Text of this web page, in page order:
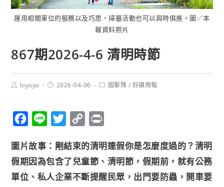
運用相關單位的服務以及巧思，掃墓活動也可以與時俱進。圖／本
報資料照片
867期2026-4-6 清明時節
loyoyo 2026-04-06 圖擊隊 / 好讀周報
c
e
b
n
e
i
t
t
p
y
L
i
n
t
圖片故事： 剛結束的清明連假你是怎麼度過的？清明
假期因為包含了兒童節、清明節，假期前，就有公務
單位、私人企業不斷提醒民眾，出門要防蟲，開車要